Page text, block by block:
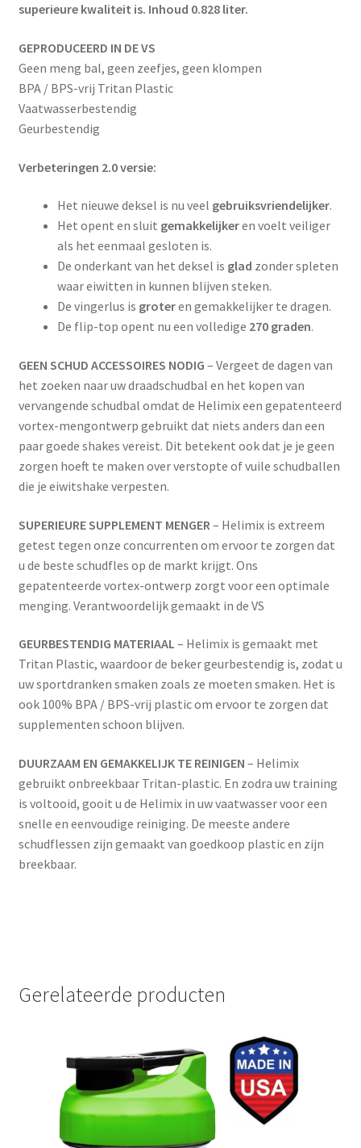
superieure kwaliteit is. Inhoud 0.828 liter.
GEPRODUCEERD IN DE VS
Geen meng bal, geen zeefjes, geen klompen
BPA / BPS-vrij Tritan Plastic
Vaatwasserbestendig
Geurbestendig
Verbeteringen 2.0 versie:
Het nieuwe deksel is nu veel gebruiksvriendelijker.
Het opent en sluit gemakkelijkeren voelt veiliger
als het eenmaal gesloten is.
De onderkant van het deksel is glad zonder spleten
waar eiwitten in kunnen blijven steken.
De vingerlus is groteren gemakkelijker te dragen.
De flip-top opent nu een volledige 270 graden.
GEEN SCHUD ACCESSOIRES NODIG – Vergeet de dagen van
het zoeken naar uw draadschudbal en het kopen van
vervangende schudbal omdat de Helimix een gepatenteerd
vortex-mengontwerp gebruikt dat niets anders dan een
paar goede shakes vereist. Dit betekent ook dat je je geen
zorgen hoeft te maken over verstopte of vuile schudballen
die je eiwitshake verpesten.
SUPERIEURE SUPPLEMENT MENGER – Helimix is extreem
getest tegen onze concurrenten om ervoor te zorgen dat
u de beste schudfles op de markt krijgt. Ons
gepatenteerde vortex-ontwerp zorgt voor een optimale
menging. Verantwoordelijk gemaakt in de VS
GEURBESTENDIG MATERIAAL – Helimix is gemaakt met
Tritan Plastic, waardoor de beker geurbestendig is, zodat u
uw sportdranken smaken zoals ze moeten smaken. Het is
ook 100% BPA / BPS-vrij plastic om ervoor te zorgen dat
supplementen schoon blijven.
DUURZAAM EN GEMAKKELIJK TE REINIGEN – Helimix
gebruikt onbreekbaar Tritan-plastic. En zodra uw training
is voltooid, gooit u de Helimix in uw vaatwasser voor een
snelle en eenvoudige reiniging. De meeste andere
schudflessen zijn gemaakt van goedkoop plastic en zijn
breekbaar.
Gerelateerde producten